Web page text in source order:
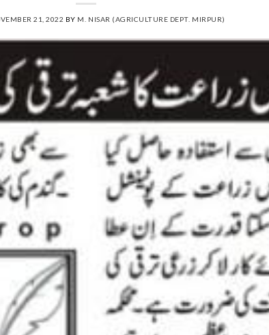
21, 2022 BY M. NISAR (AGRICULTURE DEPT. MIRPUR)